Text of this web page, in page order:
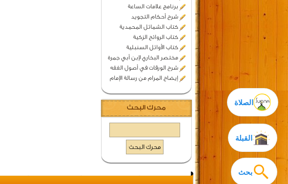
بحث
الصلاة
برنامج علامات الساعة
شرح أحكام التجويد
كتاب الشمائل المحمدية
كتاب الروائح الزكية
كتاب الأوائل السنبلية
مختصر البخاري لإبن أبي جمرة
شرح الورقات في أصول الفقه
إيضاح المرام من رسالة الإمام
محرك البحث
القبلة